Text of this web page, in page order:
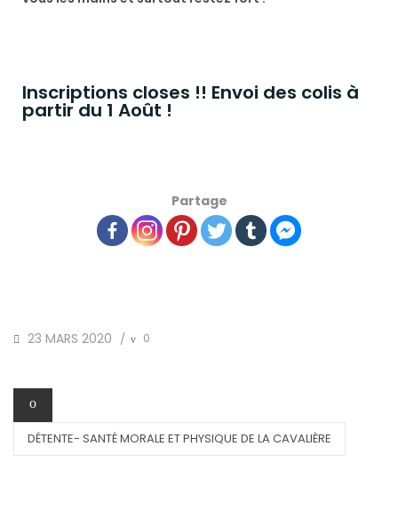
Inscriptions closes !! Envoi des colis à
partir du 1 Août !
Partage
23 MARS 2020 / 0
DÉTENTE- SANTÉ MORALE ET PHYSIQUE DE LA CAVALIÈRE